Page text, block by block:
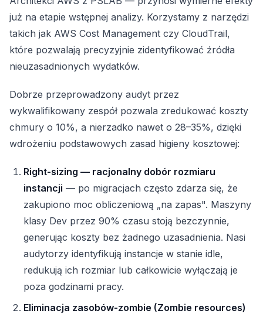
już na etapie wstępnej analizy. Korzystamy z narzędzi
takich jak AWS Cost Management czy CloudTrail,
które pozwalają precyzyjnie zidentyfikować źródła
nieuzasadnionych wydatków.
Dobrze przeprowadzony audyt przez
wykwalifikowany zespół pozwala zredukować koszty
chmury o 10%, a nierzadko nawet o 28–35%, dzięki
wdrożeniu podstawowych zasad higieny kosztowej:
Right-sizing — racjonalny dobór rozmiaru
instancji — po migracjach często zdarza się, że
zakupiono moc obliczeniową „na zapas". Maszyny
klasy Dev przez 90% czasu stoją bezczynnie,
generując koszty bez żadnego uzasadnienia. Nasi
audytorzy identyfikują instancje w stanie idle,
redukują ich rozmiar lub całkowicie wyłączają je
poza godzinami pracy.
Eliminacja zasobów-zombie (Zombie resources)